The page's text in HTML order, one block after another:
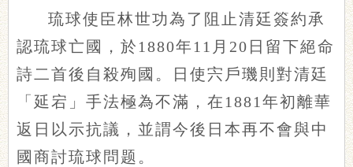
琉球使臣林世功為了阻止清廷簽約承
認琉球亡國，於1880年11月20日留下絕命
詩二首後自殺殉國。日使宍戶璣則對清廷
「延宕」手法極為不滿，在1881年初離華
返日以示抗議，並謂今後日本再不會與中
國商討琉球問题。